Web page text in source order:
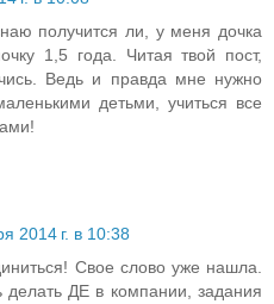
получится ли, у меня дочка
1,5 года. Читая твой пост,
Ведь и правда мне нужно
детьми, учиться все
2014 г. в 10:38
Свое слово уже нашла.
ДЕ в компании, задания